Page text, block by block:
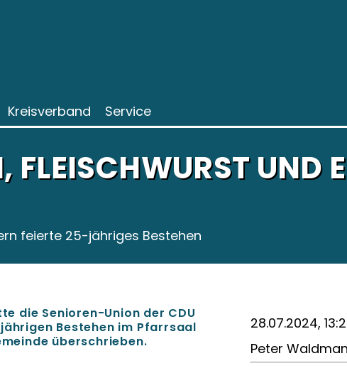
Kreisverband Service
FLEISCHWURST UND
feierte 25-jähriges Bestehen
die Senioren-Union der CDU
Bestehen im Pfarrsaal
überschrieben.
28.07.2024,
Peter